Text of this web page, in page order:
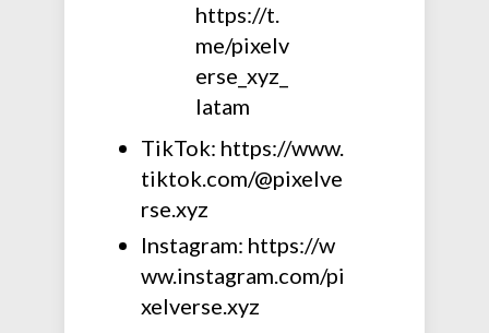
https://t.
me/pixelv
erse_xyz_
latam
TikTok: https://www.
tiktok.com/@pixelve
rse.xyz
Instagram: https://w
ww.instagram.com/pi
xelverse.xyz